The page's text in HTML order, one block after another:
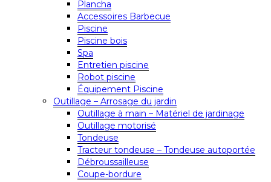
Plancha
Accessoires Barbecue
Piscine
Piscine bois
Spa
Entretien piscine
Robot piscine
Équipement Piscine
Outillage – Arrosage du jardin
Outillage à main – Matériel de jardinage
Outillage motorisé
Tondeuse
Tracteur tondeuse – Tondeuse autoportée
Débroussailleuse
Coupe-bordure